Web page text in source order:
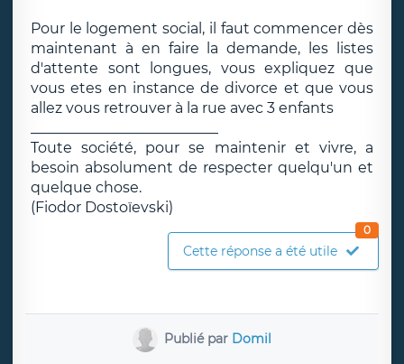
Pour le logement social, il faut commencer dès
maintenant à en faire la demande, les listes
d'attente sont longues, vous expliquez que
vous etes en instance de divorce et que vous
allez vous retrouver à la rue avec 3 enfants
Toute société, pour se maintenir et vivre, a
besoin absolument de respecter quelqu'un et
quelque chose.
(Fiodor Dostoïevski)
Cette réponse a été utile
0
Publié par Domil